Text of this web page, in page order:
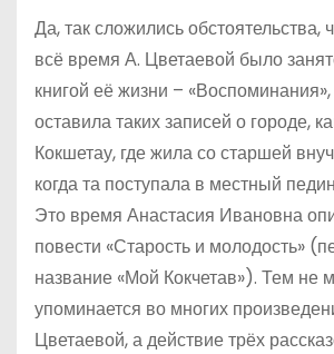
Да, так сложились обстоятельства,
всё время А. Цветаевой было
книгой её жизни –
оставила таких записей о городе,
Кокшетау, где жила со старшей
когда та поступала в местный
Это время Анастасия Ивановна
повести «Старость и молодость»
название «Мой Кокчетав»). Тем не
упоминается во многих
Цветаевой, а действие трёх